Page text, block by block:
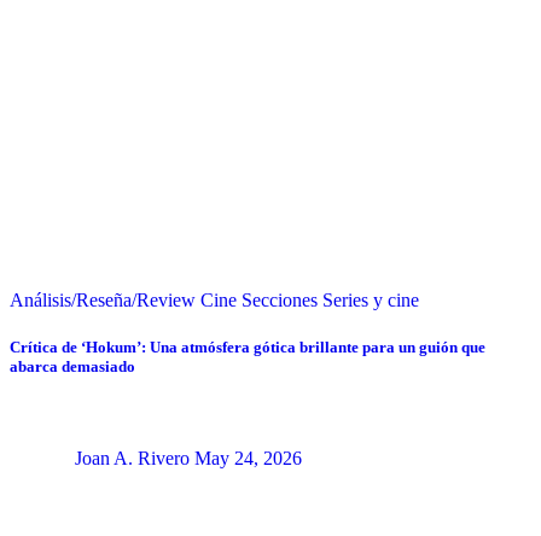
Análisis/Reseña/Review Cine Secciones Series y cine
Crítica de ‘Hokum’: Una atmósfera gótica brillante para un guión que
abarca demasiado
Joan A. Rivero May 24, 2026